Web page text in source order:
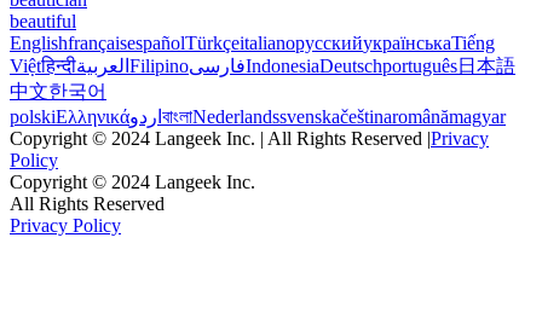
beautiful
EnglishfrançaisespañolTürkçeitalianoрусскийукраїнськаTiếng
Việtहिन्दीالعربية FilipinoفارسیIndonesiaDeutschportuguês日本語
中文한국어
polskiΕλληνικάاردو বাংলাNederlandssvenskačeštinaromânămagyar
Copyright © 2024 Langeek Inc. | All Rights Reserved |Privacy
Policy
Copyright © 2024 Langeek Inc.
All Rights Reserved
Privacy Policy